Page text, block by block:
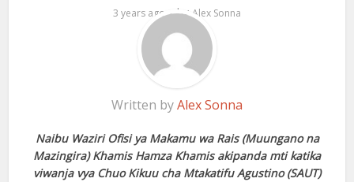
3 years ago by Alex Sonna
Written byAlex Sonna
Naibu Waziri Ofisi ya Makamu wa Rais (Muungano na
Mazingira) Khamis Hamza Khamis akipanda mti katika
viwanja vya Chuo Kikuu cha Mtakatifu Agustino (SAUT)